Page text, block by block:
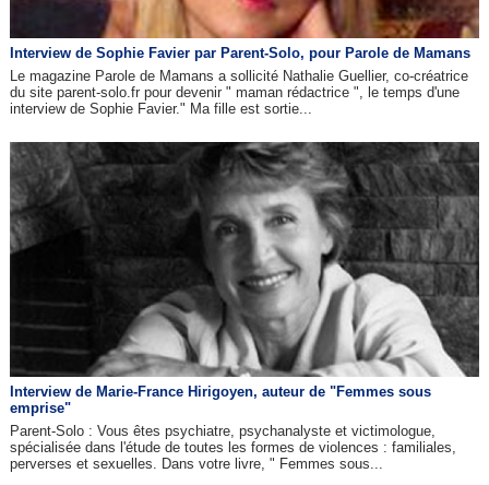
Interview de Sophie Favier par Parent-Solo, pour Parole de Mamans
Le magazine Parole de Mamans a sollicité Nathalie Guellier, co-créatrice
du site parent-solo.fr pour devenir " maman rédactrice ", le temps d'une
interview de Sophie Favier." Ma fille est sortie...
Interview de Marie-France Hirigoyen, auteur de "Femmes sous
emprise"
Parent-Solo : Vous êtes psychiatre, psychanalyste et victimologue,
spécialisée dans l'étude de toutes les formes de violences : familiales,
perverses et sexuelles. Dans votre livre, " Femmes sous...